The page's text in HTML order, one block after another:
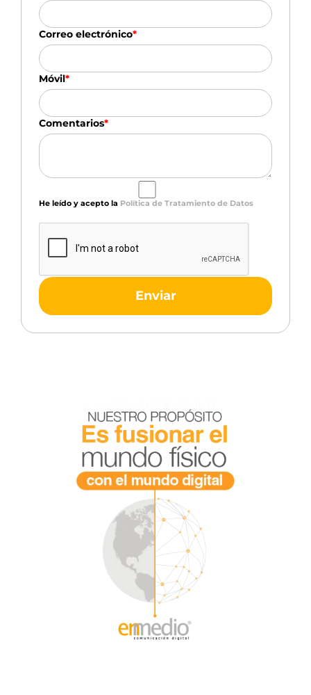
Correo electrónico*
Móvil*
Comentarios*
He leído y acepto la Política de Tratamiento de Datos
Enviar